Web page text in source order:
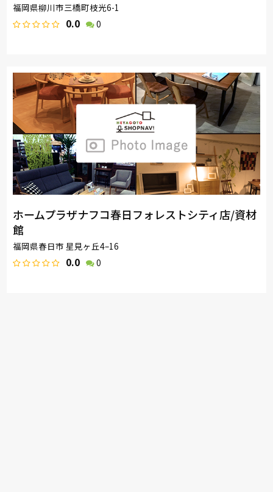
福岡県柳川市三橋町枝光6-1
0.0 0
ホームプラザナフコ春日フォレストシティ店/資材
館
福岡県春日市 星見ヶ丘4–16
0.0 0